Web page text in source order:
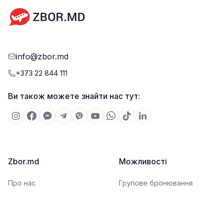
info@zbor.md
+373 22 844 111
Ви також можете знайти нас тут:
Zbor.md
Про нас
Можливості
Групове бронювання